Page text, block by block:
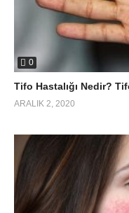
0
Tifo Hastalığı Nedir?
ARALIK 2, 2020